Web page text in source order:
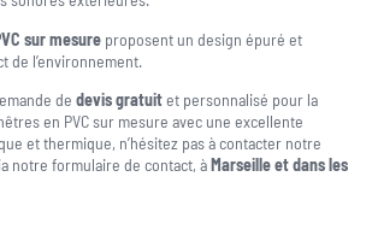
sur mesureproposent un design épuré et
de l’environnement.
de devis gratuitet personnalisé pour la
en PVC sur mesure avec une excellente
et thermique, n’hésitez pas à contacter notre
notre formulaire de contact, àMarseille et dans les